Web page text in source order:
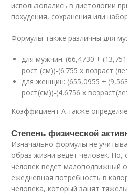
использовались в диетологии
похудения, сохранения или
Формулы также различны для
для мужчин: (66,4730 +
рост (см))-(6.755 x возраст
для женщин: (655,0955 +
рост(см))-(4,6756 x
Коэффициент A также
Степень физической
Изначально формулы не
образ жизни ведет человек. Но,
человек ведет малоподвижный
ежедневная потребность в
человека, который занят